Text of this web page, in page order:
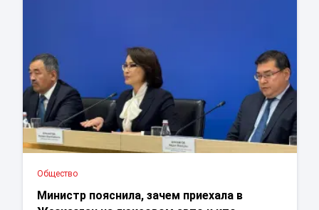
Общество
Министр пояснила, зачем приехала в